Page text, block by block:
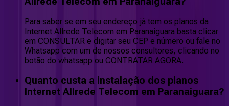
Para saber se em seu endereço já tem os planos da
Internet Allrede Telecom em Paranaiguara basta clicar
em CONSULTAR e digitar seu CEP e número ou fale no
Whatsapp com um de nossos consultores, clicando no
botão do whatsapp ou CONTRATAR AGORA.
Quanto custa a instalação dos planos
Internet Allrede Telecom em Paranaiguara?